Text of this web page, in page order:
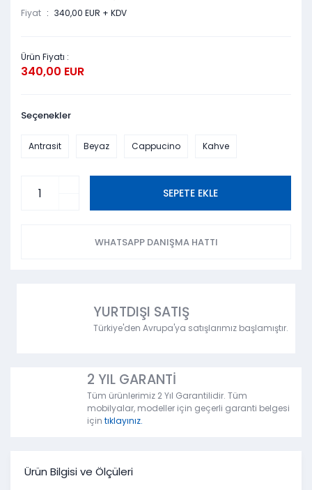
Fiyat
340,00 EUR + KDV
Ürün Fiyatı :
340,00 EUR
Seçenekler
Antrasit Beyaz Cappucino Kahve
SEPETE EKLE
WHATSAPP DANIŞMA HATTI
YURTDIŞI SATIŞ
Türkiye'den Avrupa'ya satışlarımız başlamıştır.
2 YIL GARANTİ
Tüm ürünlerimiz 2 Yıl Garantilidir. Tüm
mobilyalar, modeller için geçerli garanti belgesi
için tıklayınız.
Ürün Bilgisi ve Ölçüleri